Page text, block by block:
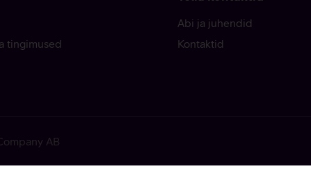
tingimused
Abi ja juhendid
Kontaktid
AB